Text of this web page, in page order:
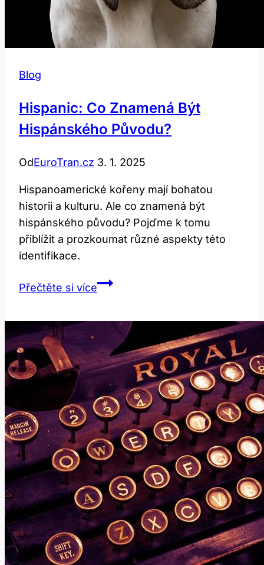
Blog
Hispanic: Co Znamená Být
Hispánského Původu?
OdEuroTran.cz 3. 1. 2025
Hispanoamerické kořeny mají bohatou
historii a kulturu. Ale co znamená být
hispánského původu? Pojďme k tomu
přiblížit a prozkoumat různé aspekty této
identifikace.
Přečtěte si víceHispanic:
Hispánského
Původu?